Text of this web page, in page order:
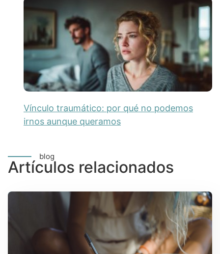
Vínculo traumático: por qué no podemos
irnos aunque queramos
blog
Artículos relacionados